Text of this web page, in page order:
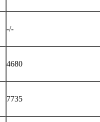
-/-
4680
7735